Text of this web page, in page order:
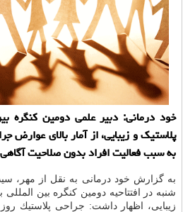
خود درمانی: دبیر علمی دومین كنگره
پلاستیك و زیبایی، از آمار بالای عوارض
به سبب فعالیت افراد بدون صلاحیت
به گزارش خود درمانی به نقل از مهر،
شنبه در افتتاحیه دومین كنگره بین
زیبایی، اظهار داشت: جراحی پلاستیك